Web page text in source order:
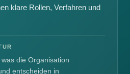
klare Rollen, Verfahren und
die Organisation
entscheiden in